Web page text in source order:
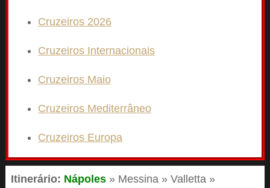
Cruzeiros 2026
Cruzeiros Internacionais
Cruzeiros Maio
Cruzeiros Mediterrâneo
Cruzeiros Europa
Itinerário: Nápoles » Messina » Valletta »